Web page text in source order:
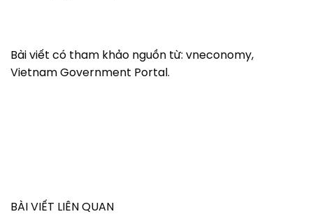
Bài viết có tham khảo nguồn từ: vneconomy,
Vietnam Government Portal.
BÀI VIẾT LIÊN QUAN